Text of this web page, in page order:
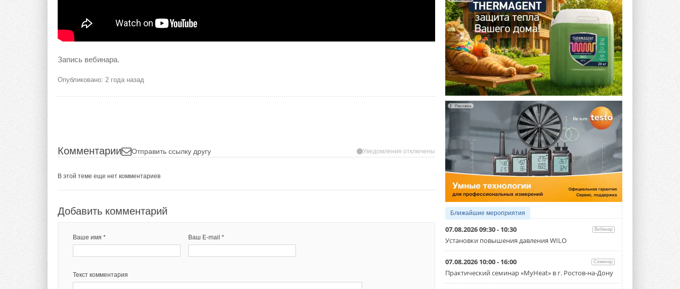
Запись вебинара.
Опубликовано: 2 года назад
Комментарии Отправить ссылку другу Уведомления отключены
В этой теме еще нет комментариев
Добавить комментарий
Ваше имя * Ваш E-mail *
Текст комментария
с одним общим испарителем
Исследователи предложили
конструкцию двухисточникового ...
ВЧЕРА
21-й ежегодный форум
«ЦОД-2026»
Мероприятие пройдет 2-3 сентября в
отеле Radisson Slavyanskaya. Форум
посетит более двух тысяч участников ...
ВЧЕРА
Китайская Shenling представила
линейку тепловых насосов
«воздух-вода» на R290
Серия ThermaX R290 All-In-One
включает три модели ...
4 АВГУСТА 2026
Тепловые насосы в связке с
солнечной генерацией и
накопителем снижают
потребление на 60%
Исследователи из Италии установили ...
4 АВГУСТА 2026
«РУСКЛИМАТ Fest 2026» в Уфе
собрал свыше 700 профи
климатической отрасли
Организатором выступил торгово-
производственный холдинг ...
3 АВГУСТА 2026
Реклама
Ближайшие мероприятия
07.08.2026 09:30 - 10:30 Вебинар
Установки повышения давления WILO
07.08.2026 10:00 - 16:00 Семинар
Практический семинар «MyHeat» в г. Ростов-на-Дону